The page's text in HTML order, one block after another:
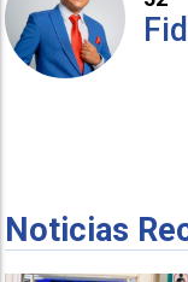
Noticias